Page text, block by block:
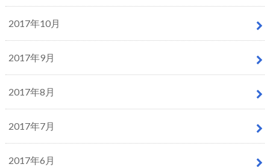
2017年10月
2017年9月
2017年8月
2017年7月
2017年6月